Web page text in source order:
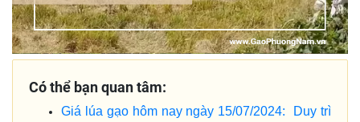
Có thể bạn quan tâm:
Giá lúa gạo hôm nay ngày 15/07/2024: Duy trì